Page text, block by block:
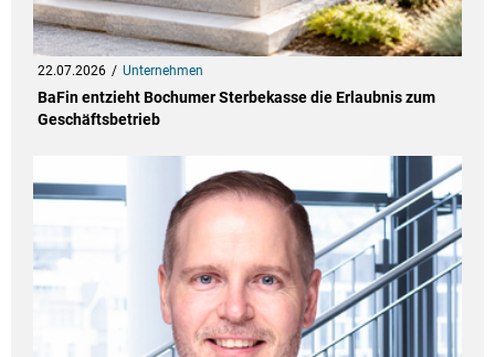
22.07.2026 Unternehmen
BaFin entzieht Bochumer Sterbekasse die Erlaubnis zum
Geschäftsbetrieb